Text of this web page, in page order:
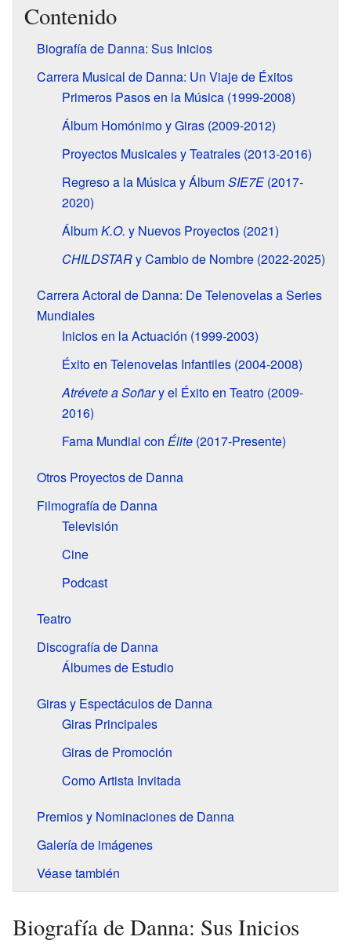
Contenido
Biografía de Danna: Sus Inicios
Carrera Musical de Danna: Un Viaje de Éxitos
Primeros Pasos en la Música (1999-2008)
Álbum Homónimo y Giras (2009-2012)
Proyectos Musicales y Teatrales (2013-2016)
Regreso a la Música y ÁlbumSIE7E(2017-
2020)
ÁlbumK.O. y Nuevos Proyectos (2021)
CHILDSTARy Cambio de Nombre (2022-2025)
Carrera Actoral de Danna: De Telenovelas a Series
Mundiales
Inicios en la Actuación (1999-2003)
Éxito en Telenovelas Infantiles (2004-2008)
Atrévete a Soñary el Éxito en Teatro (2009-
2016)
Fama Mundial con Élite (2017-Presente)
Otros Proyectos de Danna
Filmografía de Danna
Televisión
Cine
Podcast
Teatro
Discografía de Danna
Álbumes de Estudio
Giras y Espectáculos de Danna
Giras Principales
Giras de Promoción
Como Artista Invitada
Premios y Nominaciones de Danna
Galería de imágenes
Véase también
Biografía de Danna: Sus Inicios